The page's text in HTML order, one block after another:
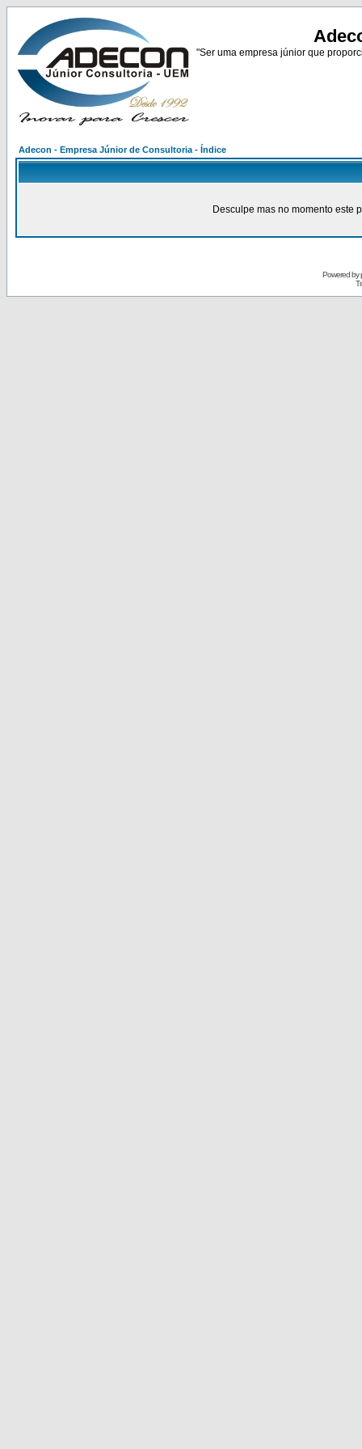
"Ser uma empresa júnior que
Adecon - Empresa Júnior de Consultoria - Índice
Desculpe mas no momento este
Powered by